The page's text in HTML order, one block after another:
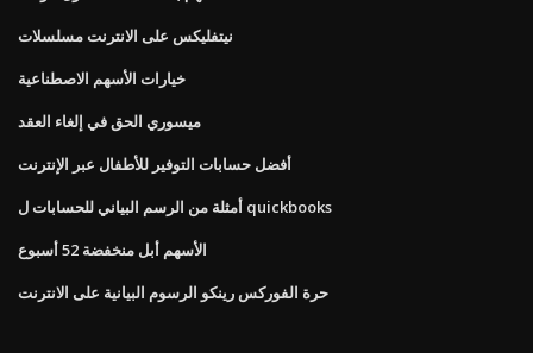
نيتفليكس على الانترنت مسلسلات
خيارات الأسهم الاصطناعية
ميسوري الحق في إلغاء العقد
أفضل حسابات التوفير للأطفال عبر الإنترنت
أمثلة من الرسم البياني للحسابات ل quickbooks
الأسهم أبل منخفضة 52 أسبوع
حرة الفوركس رينكو الرسوم البيانية على الانترنت